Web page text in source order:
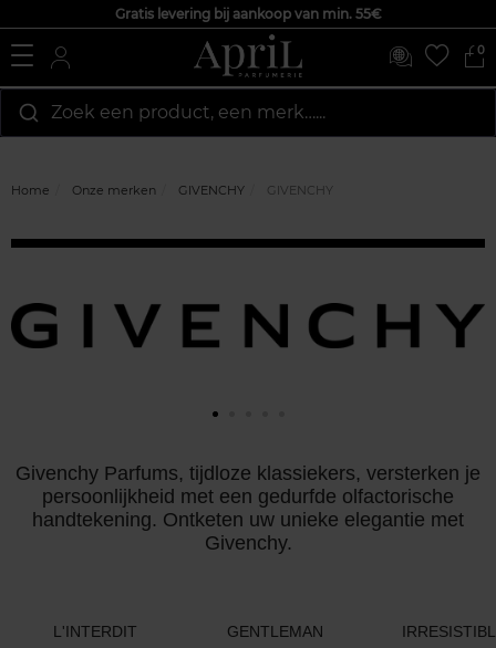
Gratis levering bij aankoop van min. 55€
0
Zoek een product, een merk…...
Home Onze merken GIVENCHY GIVENCHY
Givenchy Parfums, tijdloze klassiekers, versterken je
persoonlijkheid met een gedurfde olfactorische
handtekening. Ontketen uw unieke elegantie met
Givenchy.
L'INTERDIT GENTLEMAN